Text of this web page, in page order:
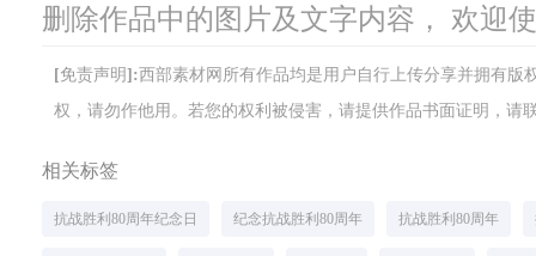
删除作品中的图片及文字内容， 欢迎
[免责声明]:西部素材网所有作品均是用户自行上传分享并拥有
权，请勿作他用。若您的权利被侵害，请提供作品书面证明，请
相关标签
抗战胜利80周年纪念日 纪念抗战胜利80周年 抗战胜利80周年